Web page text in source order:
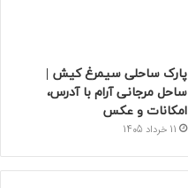
پارک ساحلی سیمرغ کیش |
ساحل مرجانی آرام با آدرس،
امکانات و عکس
11 خرداد 1405